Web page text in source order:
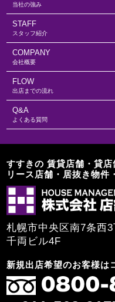
当社の強み
スタッフ紹介
STAFF
会社概要
COMPANY
出店までの流れ
FLOW
よくある質問
Q&A
すすきの 賃貸店舗・貸店
リース店舗・居抜き物件
札幌市中央区南7条西
千両ビル4F
新規出店希望のお客様は